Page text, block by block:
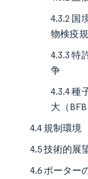
4.3.2 国
物検疫
4.3.3 特
争
4.3.4 種
大（BFB
4.4 規制環境
4.5 技術的展
4.6 ポーター